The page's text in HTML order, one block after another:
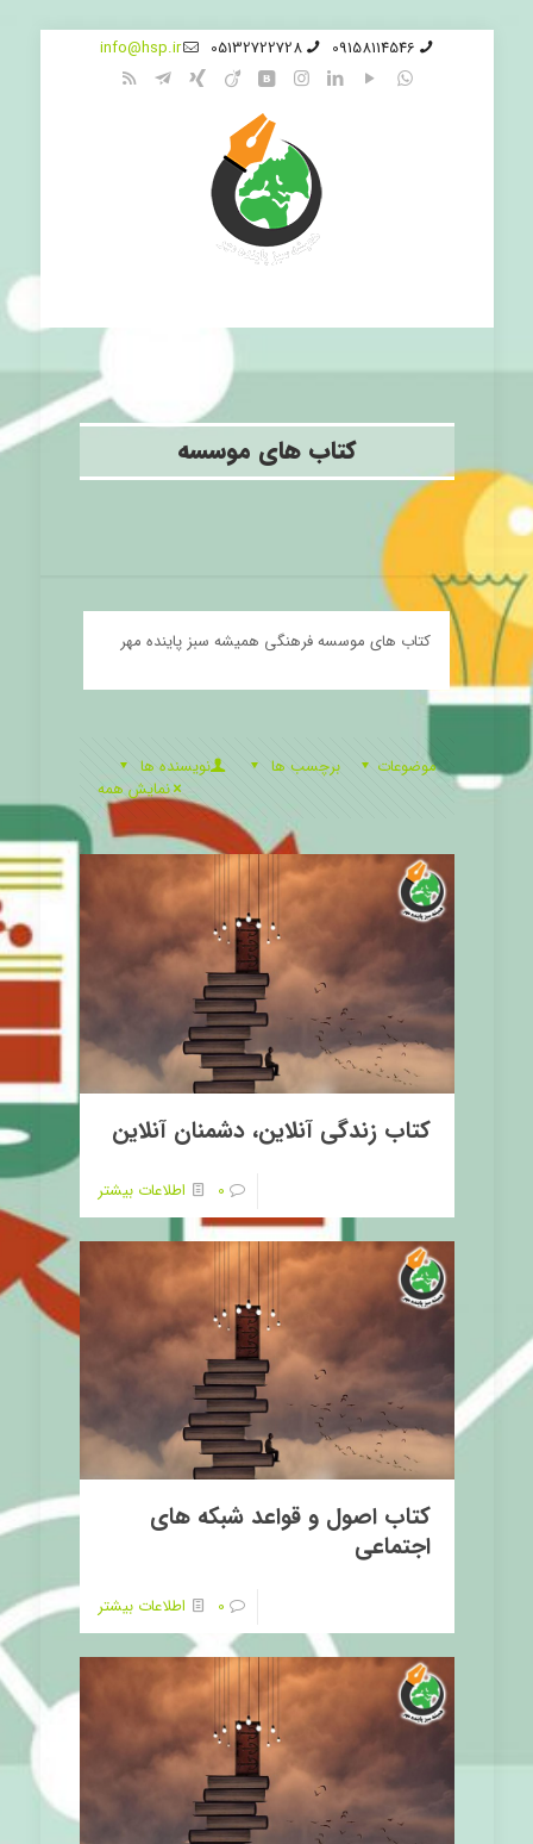
09158114546
05132722728
info@hsp.ir
کتاب های موسسه
کتاب های موسسه فرهنگی همیشه سبز پاینده مهر
موضوعات برچسب ها
نویسنده ها
نمایش همه
کتاب زندگی آنلاین، دشمنان آنلاین
0 اطلاعات بیشتر
کتاب اصول و قواعد شبکه های
اجتماعی
0 اطلاعات بیشتر